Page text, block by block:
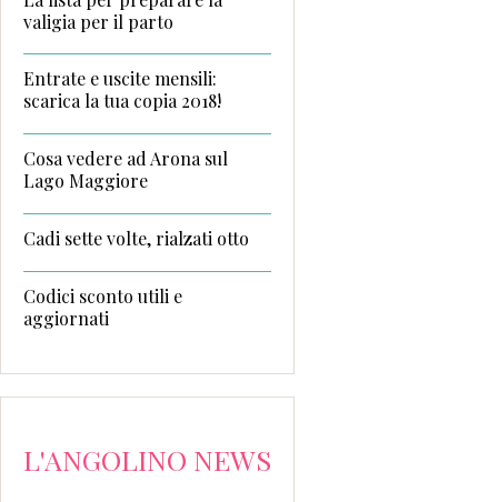
valigia per il parto
Entrate e uscite mensili:
scarica la tua copia 2018!
Cosa vedere ad Arona sul
Lago Maggiore
Cadi sette volte, rialzati otto
Codici sconto utili e
aggiornati
L'ANGOLINO NEWS